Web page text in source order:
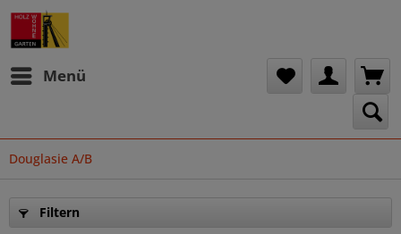
Menü
Douglasie A/B
Filtern